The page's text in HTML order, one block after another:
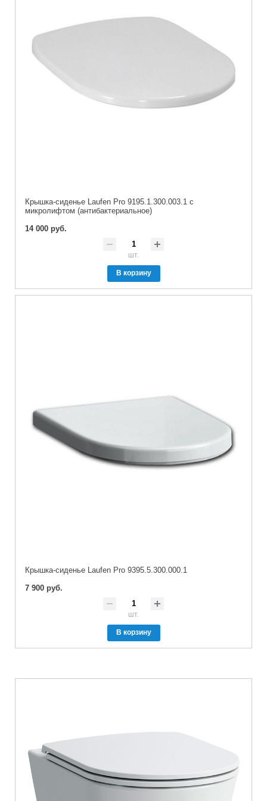
Крышка-сиденье Laufen Pro 9195.1.300.003.1 с
микролифтом (антибактериальное)
14 000 руб.
шт.
В корзину
Крышка-сиденье Laufen Pro 9395.5.300.000.1
7 900 руб.
шт.
В корзину